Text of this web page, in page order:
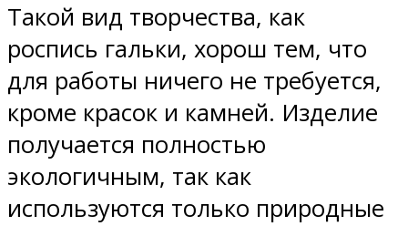
Такой вид творчества, как
роспись гальки, хорош тем, что
для работы ничего не требуется,
кроме красок и камней. Изделие
получается полностью
экологичным, так как
используются только природные